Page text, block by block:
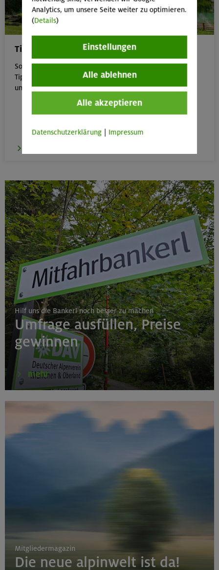
Tipps für Bergtouren im Sommer
Sommer in den Bergen genießen – aber sicher: Unsere
Tipps zu Hitze, Gewitter & Co. helfen dir, entspannt
unterwegs zu bleiben.
Hilf uns die Bankerl noch besser zu machen
Umfrage ausfüllen, Preise
gewinnen
mehr
Mitgliedermagazin
Die neue alpinwelt ist da!
Analytics, um unsere Seite weiter zu optimieren.
(Details)
Einstellungen
Alle ablehnen
Alle akzeptieren
Datenschutzerklärung Impressum